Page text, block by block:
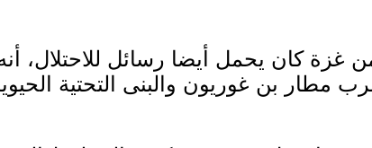
غزة كان يحمل أيضا رسائل للاحتلال،
بن غوريون والبنى التحتية